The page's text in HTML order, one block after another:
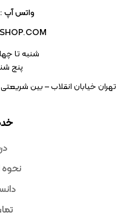
نحوه
واتس آپ : 09301039016
شنبه تا
پنج شنبه ۹
تهران خیابان انقلاب – بین